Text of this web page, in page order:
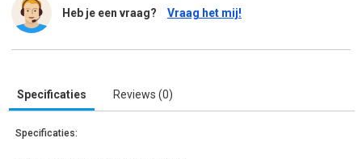
Heb je een vraag? Vraag het mij!
Specificaties Reviews (0)
Specificaties: